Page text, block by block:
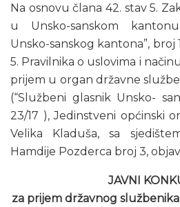
Na osnovu člana 42. stav 5.
u Unsko-sanskom
Unsko-sanskog kantona”, broj
5. Pravilnika o uslovima i
prijem u organ državne
(“Službeni glasnik Unsko-
23/17 ), Jedinstveni općinski
Velika Kladuša, sa
Hamdije Pozderca broj 3,
JAVNI
za prijem državnog